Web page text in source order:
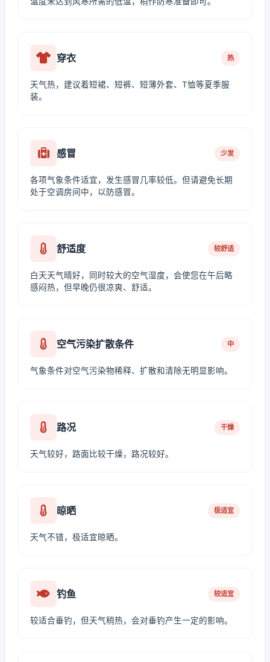
穿衣 热
天气热，建议着短裙、短裤、短薄外套、T恤等夏季服
装。
感冒 少发
各项气象条件适宜，发生感冒几率较低。但请避免长期
处于空调房间中，以防感冒。
舒适度 较舒适
白天天气晴好，同时较大的空气湿度，会使您在午后略
感闷热，但早晚仍很凉爽、舒适。
空气污染扩散条件 中
气象条件对空气污染物稀释、扩散和清除无明显影响。
路况 干燥
天气较好，路面比较干燥，路况较好。
晾晒 极适宜
天气不错，极适宜晾晒。
钓鱼 较适宜
较适合垂钓，但天气稍热，会对垂钓产生一定的影响。